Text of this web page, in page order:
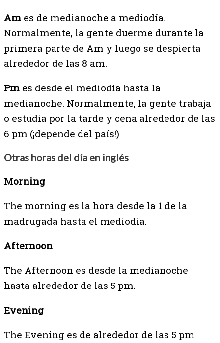
Am es de medianoche a mediodía.
Normalmente, la gente duerme durante la
primera parte de Am y luego se despierta
alrededor de las 8 am.
Pm es desde el mediodía hasta la
medianoche. Normalmente, la gente trabaja
o estudia por la tarde y cena alrededor de las
6 pm (¡depende del país!)
Otras horas del día en inglés
Morning
The morning es la hora desde la 1 de la
madrugada hasta el mediodía.
Afternoon
The Afternoon es desde la medianoche
hasta alrededor de las 5 pm.
Evening
The Evening es de alrededor de las 5 pm